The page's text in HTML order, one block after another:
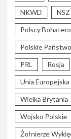
NKWD NSZ
Polscy
Polskie
PRL Rosja
Unia Europejska
Wielka Brytania
Wojsko Polskie
Żołnierze